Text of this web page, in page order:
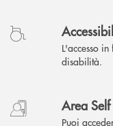
L'accesso
disabilità.
Area Self
Puoi